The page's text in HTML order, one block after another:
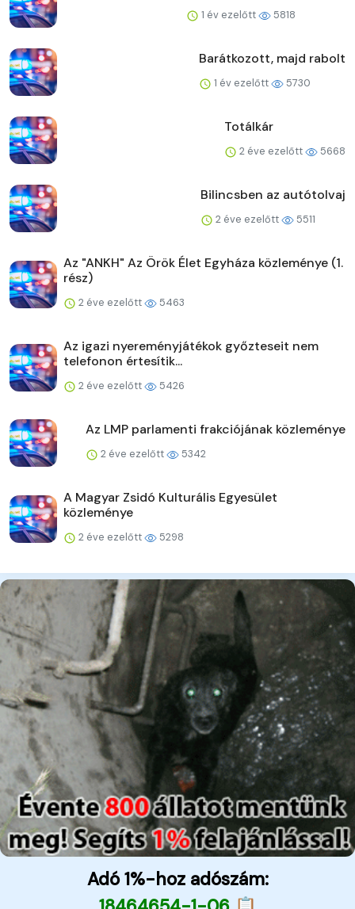
1 év ezelőtt 5818
Barátkozott, majd rabolt
1 év ezelőtt 5730
Totálkár
2 éve ezelőtt 5668
Bilincsben az autótolvaj
2 éve ezelőtt 5511
Az "ANKH" Az Örök Élet Egyháza közleménye (1.
rész)
2 éve ezelőtt 5463
Az igazi nyereményjátékok győzteseit nem
telefonon értesítik...
2 éve ezelőtt 5426
Az LMP parlamenti frakciójának közleménye
2 éve ezelőtt 5342
A Magyar Zsidó Kulturális Egyesület
közleménye
2 éve ezelőtt 5298
Adó 1%-hoz adószám: